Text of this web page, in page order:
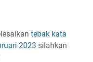
tebak kata
2023 silahkan